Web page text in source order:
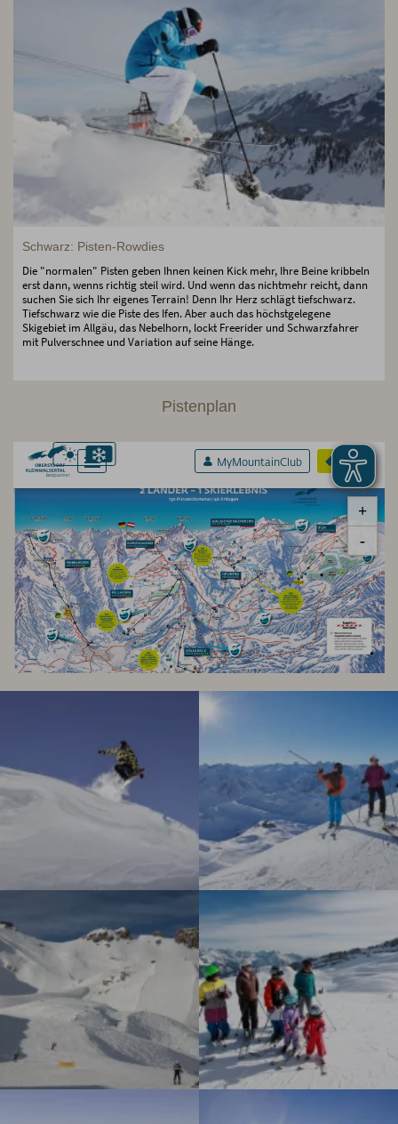
Schwarz: Pisten-Rowdies
Die "normalen" Pisten geben Ihnen keinen Kick mehr, Ihre Beine kribbeln
erst dann, wenns richtig steil wird. Und wenn das nichtmehr reicht, dann
suchen Sie sich Ihr eigenes Terrain! Denn Ihr Herz schlägt tiefschwarz.
Tiefschwarz wie die Piste des Ifen. Aber auch das höchstgelegene
Skigebiet im Allgäu, das Nebelhorn, lockt Freerider und Schwarzfahrer
mit Pulverschnee und Variation auf seine Hänge.
Pistenplan